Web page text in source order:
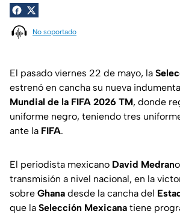
No soportado
El pasado viernes 22 de mayo, la
estrenó en cancha su nueva
Mundial de la FIFA 2026 TM, donde
uniforme negro, teniendo tres
ante la FIFA.
El periodista mexicano David Medran
transmisión a nivel nacional, en la
sobre Ghana desde la cancha del
que la Selección Mexicana tiene